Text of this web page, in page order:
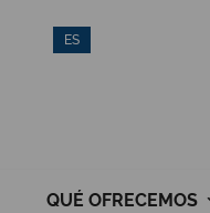
ES
QUÉ OFRECEMOS